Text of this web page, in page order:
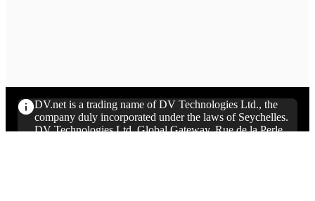
DV.net is a trading name of DV Technologies Ltd., the
company duly incorporated under the laws of Seychelles.
DV Technologies Ltd. Global Gateway, Rue de la Perle,